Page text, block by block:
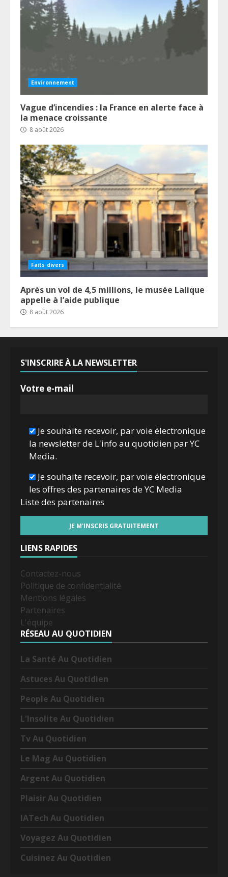
Environnement
Vague d’incendies : la France en alerte face à
la menace croissante
8 août 2026
Faits divers
Après un vol de 4,5 millions, le musée Lalique
appelle à l’aide publique
8 août 2026
S'INSCRIRE À LA NEWSLETTER
Votre e-mail
Je souhaite recevoir, par voie électronique
la newsletter de L'info au quotidien par YC
Media.
Je souhaite recevoir, par voie électronique
les offres des partenaires de YC Media
Liste des partenaires
LIENS RAPIDES
Contactez-nous
Politique de confidentialité
Mentions légales
Partenaires
L'équipe
RÉSEAU AU QUOTIDIEN
La Santé Au Quotidien
Astuces Au Quotidien
People Au Quotidien
L'Insolite Au Quotidien
Tv Au Quotidien
Le Mag Au Quotidien
Argent Au Quotidien
Plaisir Au Quotidien
IATech Au Quotidien
Voyagez Au Quotidien
Cuisinez Au Quotidien